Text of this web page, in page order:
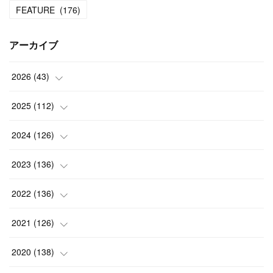
FEATURE (176)
アーカイブ
2026 (43)
( 2)
(3)
(5)
( 13)
2025 (112)
(7)
(13)
(15)
( 12)
)
2024 (126)
(7)
(13)
(15)
( 23)
2023 (136)
(4)
(15)
(21)
2022 (136)
(6)
(20)
2021 (126)
(13)
2020 (138)